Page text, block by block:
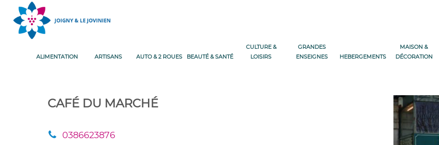
ALIMENTATION ARTISANS AUTO & 2 ROUES BEAUTÉ & SANTÉ
CULTURE &
LOISIRS
GRANDES
ENSEIGNES
HEBERGEMENTS
MAISON &
DÉCORATION
CAFÉ DU MARCHÉ
0386623876